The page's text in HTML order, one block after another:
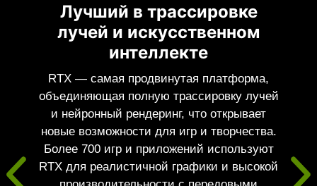
Лучший в трассировке
лучей и искусственном
интеллекте
RTX — самая продвинутая платформа,
объединяющая полную трассировку лучей
и нейронный рендеринг, что открывает
новые возможности для игр и творчества.
Более 700 игр и приложений используют
RTX для реалистичной графики и высокой